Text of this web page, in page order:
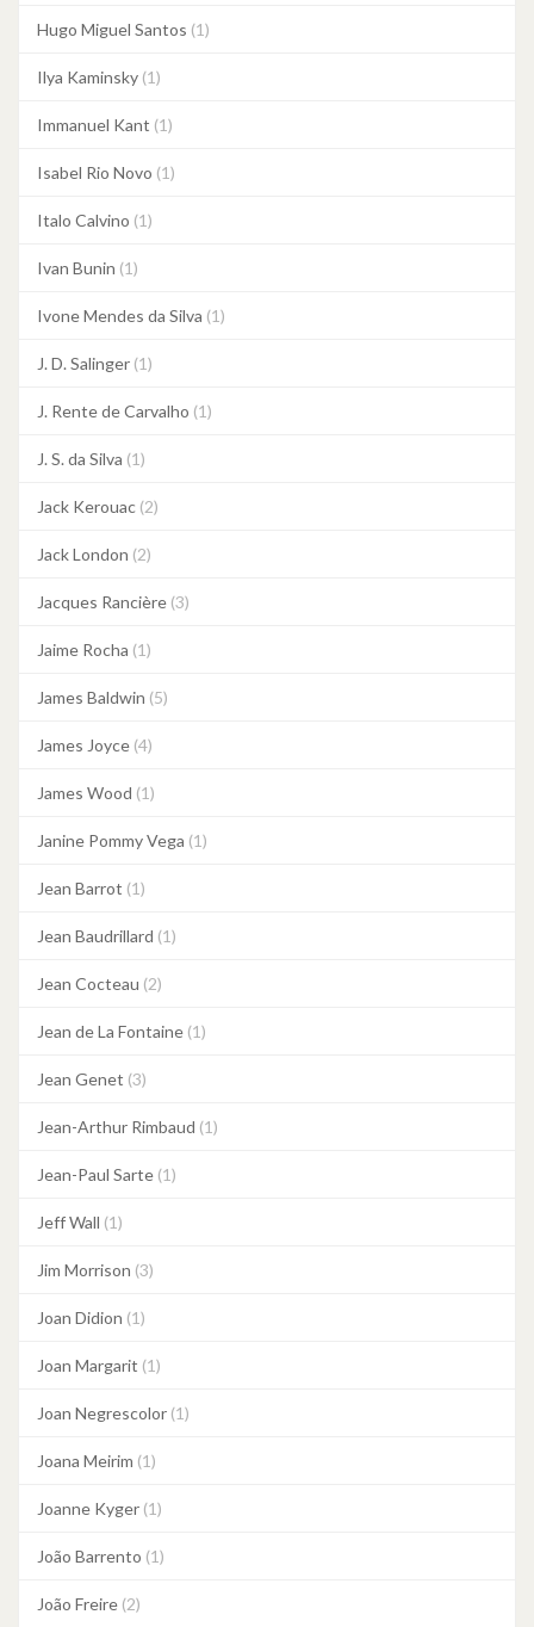
Hugo Miguel Santos (1)
Ilya Kaminsky (1)
Immanuel Kant (1)
Isabel Rio Novo (1)
Italo Calvino (1)
Ivan Bunin (1)
Ivone Mendes da Silva (1)
J. D. Salinger (1)
J. Rente de Carvalho (1)
J. S. da Silva (1)
Jack Kerouac (2)
Jack London (2)
Jacques Rancière (3)
Jaime Rocha (1)
James Baldwin (5)
James Joyce (4)
James Wood (1)
Janine Pommy Vega (1)
Jean Barrot (1)
Jean Baudrillard (1)
Jean Cocteau (2)
Jean de La Fontaine (1)
Jean Genet (3)
Jean-Arthur Rimbaud (1)
Jean-Paul Sarte (1)
Jeff Wall (1)
Jim Morrison (3)
Joan Didion (1)
Joan Margarit (1)
Joan Negrescolor (1)
Joana Meirim (1)
Joanne Kyger (1)
João Barrento (1)
João Freire (2)